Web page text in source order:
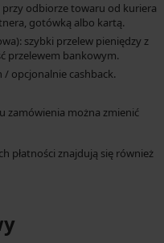
przy odbiorze towaru od kuriera
gotówką albo kartą.
szybki przelew pieniędzy z
przelewem bankowym.
opcjonalnie cashback.
zamówienia można zmienić
płatności znajdują się również